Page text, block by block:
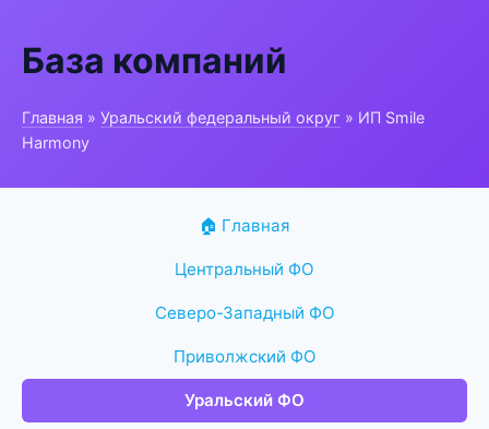
База компаний
Главная » Уральский федеральный округ » ИП Smile
Harmony
🏠 Главная
Центральный ФО
Северо-Западный ФО
Приволжский ФО
Уральский ФО